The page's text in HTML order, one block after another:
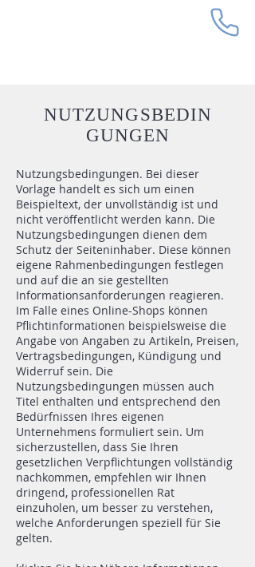
NUTZUNGSBEDIN
GUNGEN
Nutzungsbedingungen. Bei dieser
Vorlage handelt es sich um einen
Beispieltext, der unvollständig ist und
nicht veröffentlicht werden kann. Die
Nutzungsbedingungen dienen dem
Schutz der Seiteninhaber. Diese können
eigene Rahmenbedingungen festlegen
und auf die an sie gestellten
Informationsanforderungen reagieren.
Im Falle eines Online-Shops können
Pflichtinformationen beispielsweise die
Angabe von Angaben zu Artikeln, Preisen,
Vertragsbedingungen, Kündigung und
Widerruf sein. Die
Nutzungsbedingungen müssen auch
Titel enthalten und entsprechend den
Bedürfnissen Ihres eigenen
Unternehmens formuliert sein. Um
sicherzustellen, dass Sie Ihren
gesetzlichen Verpflichtungen vollständig
nachkommen, empfehlen wir Ihnen
dringend, professionellen Rat
einzuholen, um besser zu verstehen,
welche Anforderungen speziell für Sie
gelten.